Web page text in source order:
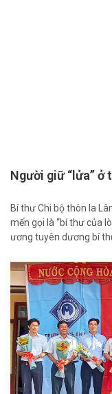
Người giữ “lửa” ở
Bí thư Chi bộ thôn Ia
mến gọi là “bí thư của
ương tuyên dương bí